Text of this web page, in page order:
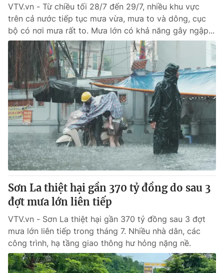
VTV.vn - Từ chiều tối 28/7 đến 29/7, nhiều khu vực
trên cả nước tiếp tục mưa vừa, mưa to và dông, cục
bộ có nơi mưa rất to. Mưa lớn có khả năng gây ngập...
Sơn La thiệt hại gần 370 tỷ đồng do sau 3
đợt mưa lớn liên tiếp
VTV.vn - Sơn La thiệt hại gần 370 tỷ đồng sau 3 đợt
mưa lớn liên tiếp trong tháng 7. Nhiều nhà dân, các
công trình, hạ tầng giao thông hư hỏng nặng nề.